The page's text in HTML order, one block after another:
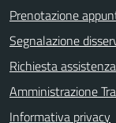
Prenotazione
Segnalazione
Richiesta assistenza
Amministrazione
Informativa privacy